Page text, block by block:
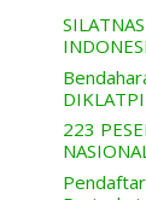
223